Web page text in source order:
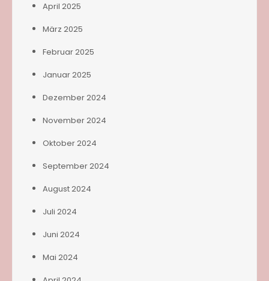
April 2025
März 2025
Februar 2025
Januar 2025
Dezember 2024
November 2024
Oktober 2024
September 2024
August 2024
Juli 2024
Juni 2024
Mai 2024